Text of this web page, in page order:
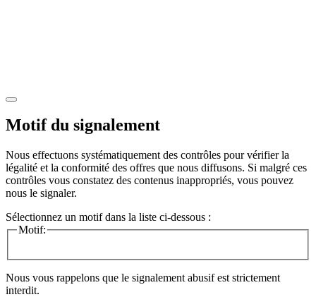
Motif du signalement
Nous effectuons systématiquement des contrôles pour vérifier la
légalité et la conformité des offres que nous diffusons. Si malgré ces
contrôles vous constatez des contenus inappropriés, vous pouvez
nous le signaler.
Sélectionnez un motif dans la liste ci-dessous :
Motif:
Nous vous rappelons que le signalement abusif est strictement
interdit.